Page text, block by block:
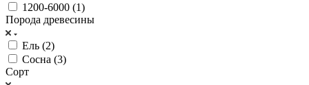
1200-6000 (1)
Порода древесины
Ель (2)
Сосна (3)
Сорт